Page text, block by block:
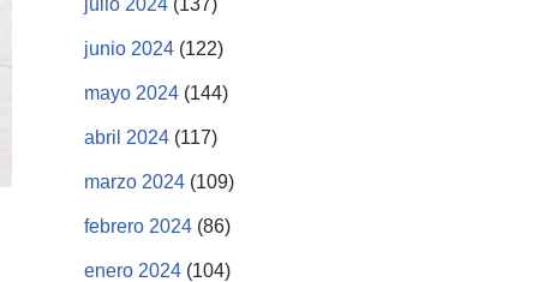
junio 2024 (122)
mayo 2024 (144)
abril 2024 (117)
marzo 2024 (109)
febrero 2024 (86)
enero 2024 (104)